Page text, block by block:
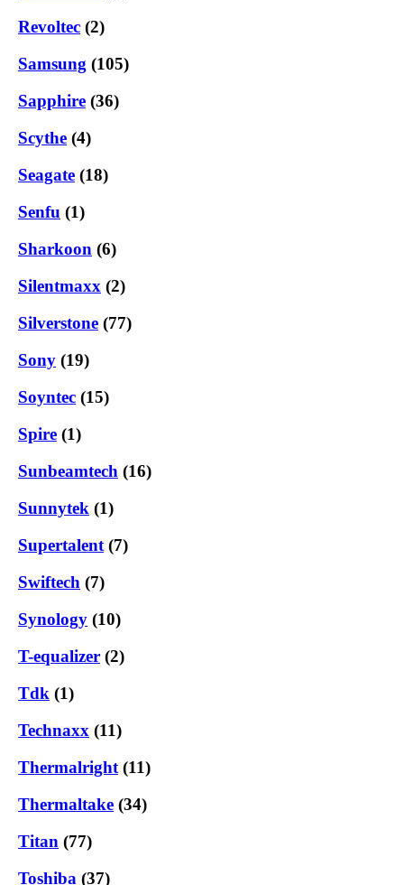
Revoltec (2)
Samsung (105)
Sapphire (36)
Scythe (4)
Seagate (18)
Senfu (1)
Sharkoon (6)
Silentmaxx (2)
Silverstone (77)
Sony (19)
Soyntec (15)
Spire (1)
Sunbeamtech (16)
Sunnytek (1)
Supertalent (7)
Swiftech (7)
Synology (10)
T-equalizer (2)
Tdk (1)
Technaxx (11)
Thermalright (11)
Thermaltake (34)
Titan (77)
Toshiba (37)